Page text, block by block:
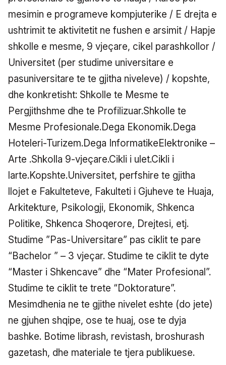
mesimin e programeve kompjuterike / E drejta e
ushtrimit te aktivitetit ne fushen e arsimit / Hapje
shkolle e mesme, 9 vjeçare, cikel parashkollor /
Universitet (per studime universitare e
pasuniversitare te te gjitha niveleve) / kopshte,
dhe konkretisht: Shkolle te Mesme te
Pergjithshme dhe te Profilizuar.Shkolle te
Mesme Profesionale.Dega Ekonomik.Dega
Hoteleri-Turizem.Dega InformatikeElektronike –
Arte .Shkolla 9-vjeçare.Cikli i ulet.Cikli i
larte.Kopshte.Universitet, perfshire te gjitha
llojet e Fakulteteve, Fakulteti i Gjuheve te Huaja,
Arkitekture, Psikologji, Ekonomik, Shkenca
Politike, Shkenca Shoqerore, Drejtesi, etj.
Studime ”Pas-Universitare” pas ciklit te pare
“Bachelor ” – 3 vjeçar. Studime te ciklit te dyte
“Master i Shkencave” dhe “Mater Profesional”.
Studime te ciklit te trete “Doktorature”.
Mesimdhenia ne te gjithe nivelet eshte (do jete)
ne gjuhen shqipe, ose te huaj, ose te dyja
bashke. Botime librash, revistash, broshurash
gazetash, dhe materiale te tjera publikuese.